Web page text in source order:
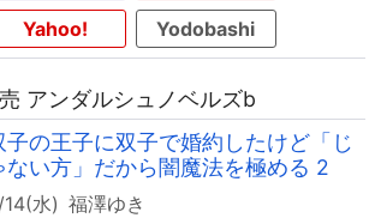
Yahoo!
Yodobashi
アンダルシュノベルズb
子の王子に双子で婚約したけど「じ
ない方」だから闇魔法を極める 2
水) 福澤ゆき